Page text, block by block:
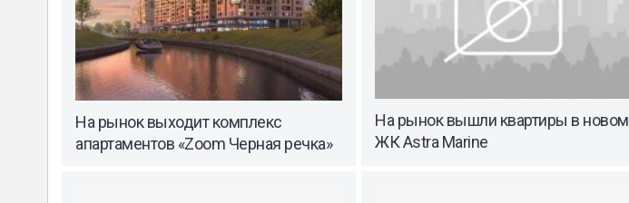
На рынок выходит комплекс
апартаментов «Zoom Черная речка»
На рынок вышли квартиры в новом
ЖК Astra Marine